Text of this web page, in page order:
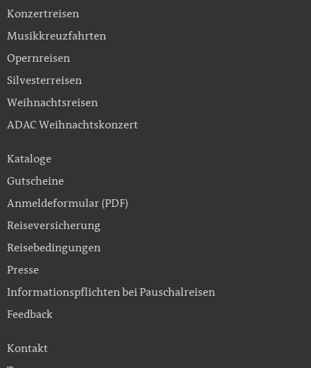
Konzertreisen
Musikkreuzfahrten
Opernreisen
Silvesterreisen
Weihnachtsreisen
ADAC Weihnachtskonzert
Kataloge
Gutscheine
Anmeldeformular (PDF)
Reiseversicherung
Reisebedingungen
Presse
Informationspflichten bei Pauschalreisen
Feedback
Kontakt